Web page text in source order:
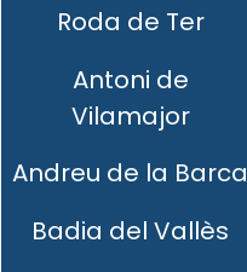
Roda de Ter
Antoni de
Vilamajor
Andreu de la Barca
Badia del Vallès